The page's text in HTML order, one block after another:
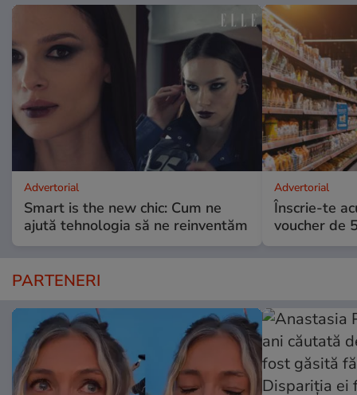
Advertorial
Smart is the new chic: Cum ne
ajută tehnologia să ne reinventăm
Advertorial
Înscrie-te
voucher de
PARTENERI